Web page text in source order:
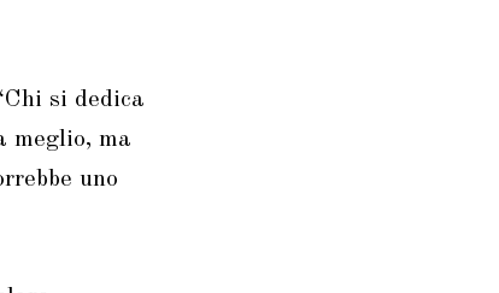
si dedica
meglio, ma
uno